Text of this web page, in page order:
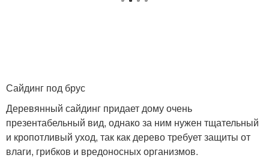
Сайдинг под брус
Деревянный сайдинг придает дому очень
презентабельный вид, однако за ним нужен тщательный
и кропотливый уход, так как дерево требует защиты от
влаги, грибков и вредоносных организмов.